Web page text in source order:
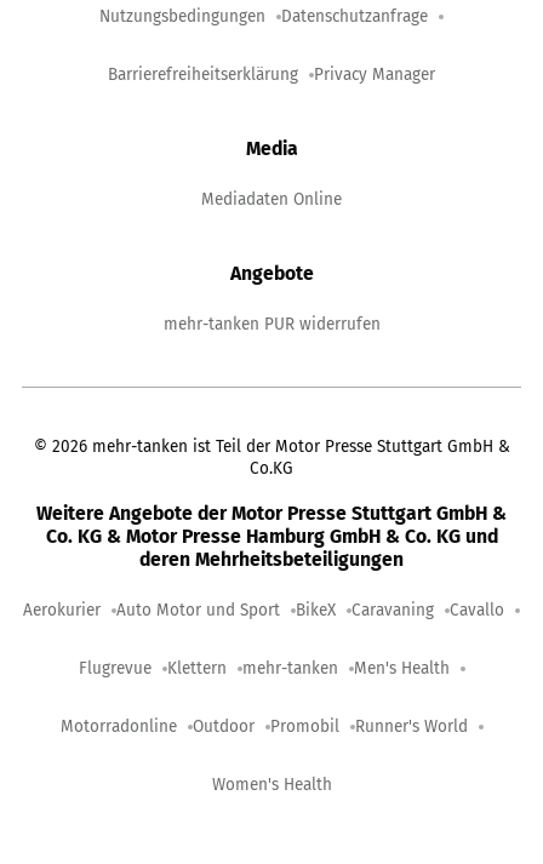
Nutzungsbedingungen Datenschutzanfrage
Barrierefreiheitserklärung Privacy Manager
Media
Mediadaten Online
Angebote
mehr-tanken PUR widerrufen
© 2026 mehr-tanken ist Teil der Motor Presse Stuttgart GmbH &
Co.KG
Weitere Angebote der Motor Presse Stuttgart GmbH &
Co. KG & Motor Presse Hamburg GmbH & Co. KG und
deren Mehrheitsbeteiligungen
Aerokurier Auto Motor und Sport BikeX Caravaning Cavallo
Flugrevue Klettern mehr-tanken Men's Health
Motorradonline Outdoor Promobil Runner's World
Women's Health